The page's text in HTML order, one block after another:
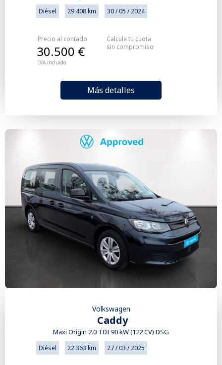
Diésel 29.408 km 30 / 05 / 2024
Precio al contado
IVA incluido
30.500 €
Más detalles
Calcula tu cuota
sin compromiso
Volkswagen
Caddy
Maxi Origin 2.0 TDI 90 kW (122 CV) DSG
Diésel 22.363 km 27 / 03 / 2025